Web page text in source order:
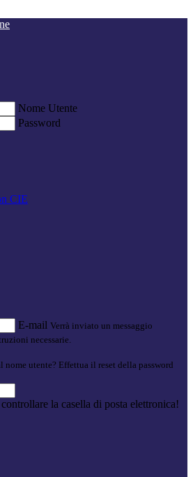
Nome Utente
Password
CIE
E-mail Verrà inviato un messaggio
necessarie.
nome utente? Effettua il reset della password
la casella di posta elettronica!